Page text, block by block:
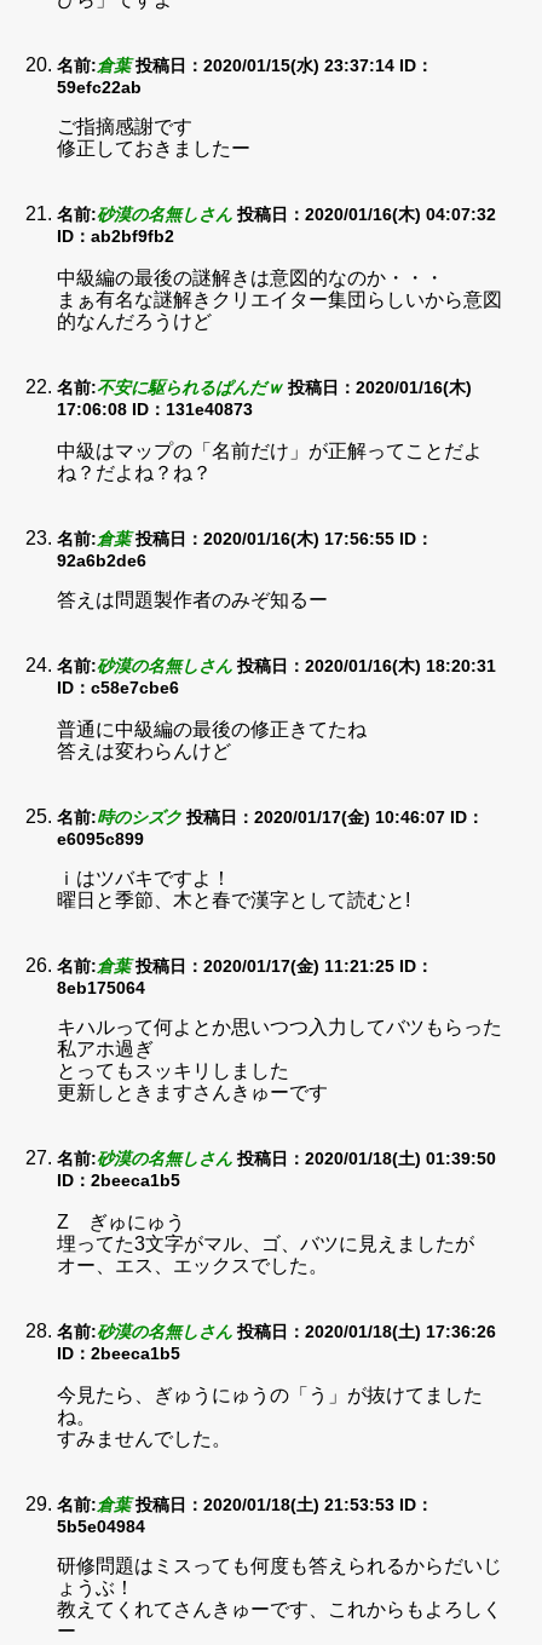
名前:倉葉 投稿日：2020/01/15(水) 23:37:14 ID：
59efc22ab
ご指摘感謝です
修正しておきましたー
名前:砂漠の名無しさん 投稿日：2020/01/16(木) 04:07:32
ID：ab2bf9fb2
中級編の最後の謎解きは意図的なのか・・・
まぁ有名な謎解きクリエイター集団らしいから意図
的なんだろうけど
名前:不安に駆られるぱんだｗ 投稿日：2020/01/16(木)
17:06:08 ID：131e40873
中級はマップの「名前だけ」が正解ってことだよ
ね？だよね？ね？
名前:倉葉 投稿日：2020/01/16(木) 17:56:55 ID：
92a6b2de6
答えは問題製作者のみぞ知るー
名前:砂漠の名無しさん 投稿日：2020/01/16(木) 18:20:31
ID：c58e7cbe6
普通に中級編の最後の修正きてたね
答えは変わらんけど
名前:時のシズク 投稿日：2020/01/17(金) 10:46:07 ID：
e6095c899
ｉはツバキですよ！
曜日と季節、木と春で漢字として読むと!
名前:倉葉 投稿日：2020/01/17(金) 11:21:25 ID：
8eb175064
キハルって何よとか思いつつ入力してバツもらった
私アホ過ぎ
とってもスッキリしました
更新しときますさんきゅーです
名前:砂漠の名無しさん 投稿日：2020/01/18(土) 01:39:50
ID：2beeca1b5
Z ぎゅにゅう
埋ってた3文字がマル、ゴ、バツに見えましたが
オー、エス、エックスでした。
名前:砂漠の名無しさん 投稿日：2020/01/18(土) 17:36:26
ID：2beeca1b5
今見たら、ぎゅうにゅうの「う」が抜けてました
ね。
すみませんでした。
名前:倉葉 投稿日：2020/01/18(土) 21:53:53 ID：
5b5e04984
研修問題はミスっても何度も答えられるからだいじ
ょうぶ！
教えてくれてさんきゅーです、これからもよろしく
ー